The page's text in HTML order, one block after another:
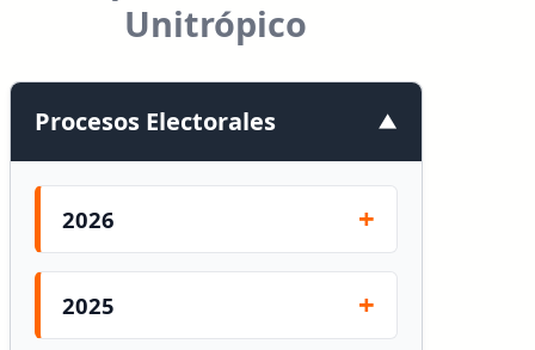
Unitrópico
Procesos Electorales
2026
2025